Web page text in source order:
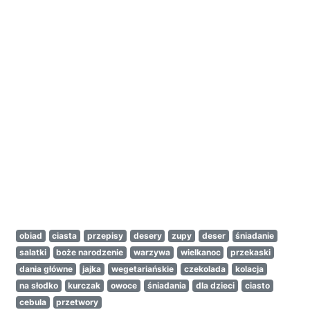
obiad ciasta przepisy desery zupy deser
śniadanie
salatki
boże narodzenie warzywa wielkanoc
przekaski
dania główne
jajka wegetariańskie czekolada
kolacja
na słodko
kurczak owoce śniadania dla dzieci
ciasto
cebula
przetwory